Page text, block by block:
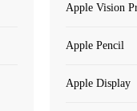
Apple Vision
Apple Pencil
Apple Display